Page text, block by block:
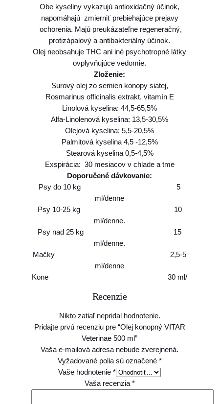
e
r
i
n
a
0
0
m
l
Obe kyseliny vykazujú antioxidačný účinok,
napomáhajú zmierniť prebiehajúce prejavy
ochorenia. Majú preukázateľne regeneračný,
protizápalový a antibakteriálny účinok.
Olej neobsahuje THC ani iné psychotropné látky
ovplyvňujúce vedomie.
Zloženie:
Surový olej zo semien konopy siatej,
Rosmarinus officinalis extrakt, vitamín E
Linolová kyselina: 44,5-65,5%
Alfa-Linolenová kyselina: 13,5-30,5%
Olejová kyselina: 5,5-20,5%
Palmitová kyselina 4,5 -12,5%
Stearová kyselina 0,5-4,5%
Exspirácia: 30 mesiacov v chlade a tme
Doporučené dávkovanie:
Psy do 10 kg 5
ml/denne
Psy 10-25 kg 10
ml/denne.
Psy nad 25 kg 15
ml/denne.
Mačky 2,5-5
ml/denne
Kone 30 ml/
Recenzie
Nikto zatiaľ nepridal hodnotenie.
Pridajte prvú recenziu pre “Olej konopný VITAR
Veterinae 500 ml”
Vaša e-mailová adresa nebude zverejnená.
Vyžadované polia sú označené *
Vaše hodnotenie *
Vaša recenzia *